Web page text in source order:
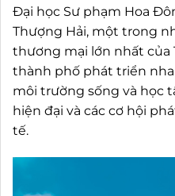
Đại học Sư phạm Hoa
Thượng Hải, một trong
thương mại lớn nhất của
thành phố phát triển
môi trường sống và học
hiện đại và các cơ hội
tế.